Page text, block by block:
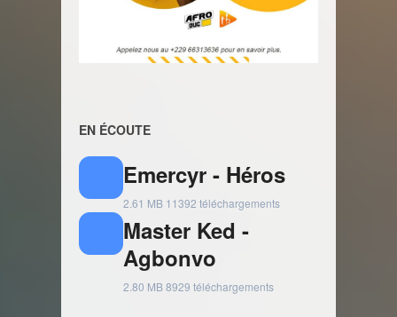
EN ÉCOUTE
Emercyr - Héros
2.61 MB 11392 téléchargements
Master Ked -
Agbonvo
2.80 MB8929 téléchargements